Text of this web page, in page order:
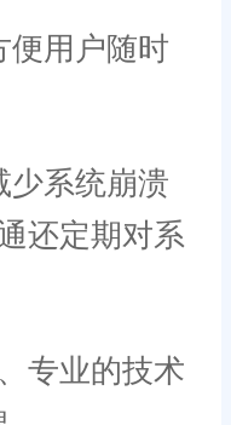
便用户随时
少系统崩溃
还定期对系
专业的技术